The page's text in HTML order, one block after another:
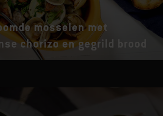
mosselen met
chorizo en gegrild brood